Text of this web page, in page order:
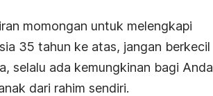
momongan untuk melengkapi
35 tahun ke atas, jangan berkecil
selalu ada kemungkinan bagi Anda
dari rahim sendiri.